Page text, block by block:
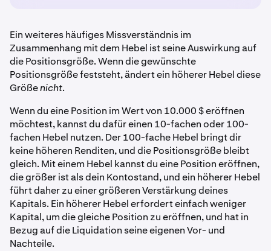
Ein weiteres häufiges Missverständnis im
Zusammenhang mit dem Hebel ist seine Auswirkung auf
die Positionsgröße. Wenn die gewünschte
Positionsgröße feststeht, ändert ein höherer Hebel diese
Größenicht.
Wenn du eine Position im Wert von 10.000 $ eröffnen
möchtest, kannst du dafür einen 10-fachen oder 100-
fachen Hebel nutzen. Der 100-fache Hebel bringt dir
keine höheren Renditen, und die Positionsgröße bleibt
gleich. Mit einem Hebel kannst du eine Position eröffnen,
die größer ist als dein Kontostand, und ein höherer Hebel
führt daher zu einer größeren Verstärkung deines
Kapitals. Ein höherer Hebel erfordert einfach weniger
Kapital, um die gleiche Position zu eröffnen, und hat in
Bezug auf die Liquidation seine eigenen Vor- und
Nachteile.